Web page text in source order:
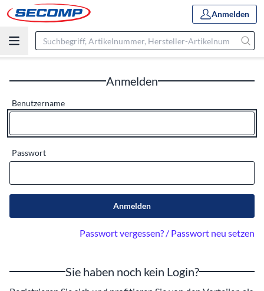
Anmelden
Anmelden
Benutzername
Passwort
Anmelden
Passwort vergessen? / Passwort neu setzen
Sie haben noch kein Login?